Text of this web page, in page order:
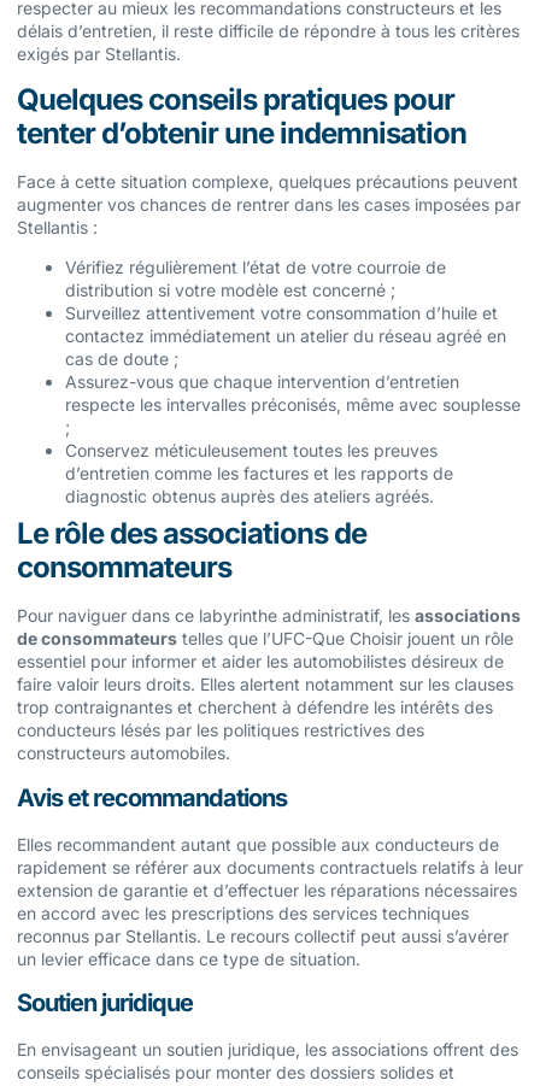
respecter au mieux les recommandations constructeurs et les
délais d’entretien, il reste difficile de répondre à tous les critères
exigés par Stellantis.
Quelques conseils pratiques pour
tenter d’obtenir une indemnisation
Face à cette situation complexe, quelques précautions peuvent
augmenter vos chances de rentrer dans les cases imposées par
Stellantis :
Vérifiez régulièrement l’état de votre courroie de
distribution si votre modèle est concerné ;
Surveillez attentivement votre consommation d’huile et
contactez immédiatement un atelier du réseau agréé en
cas de doute ;
Assurez-vous que chaque intervention d’entretien
respecte les intervalles préconisés, même avec souplesse
;
Conservez méticuleusement toutes les preuves
d’entretien comme les factures et les rapports de
diagnostic obtenus auprès des ateliers agréés.
Le rôle des associations de
consommateurs
Pour naviguer dans ce labyrinthe administratif, les associations
de consommateurs telles que l’UFC-Que Choisir jouent un rôle
essentiel pour informer et aider les automobilistes désireux de
faire valoir leurs droits. Elles alertent notamment sur les clauses
trop contraignantes et cherchent à défendre les intérêts des
conducteurs lésés par les politiques restrictives des
constructeurs automobiles.
Avis et recommandations
Elles recommandent autant que possible aux conducteurs de
rapidement se référer aux documents contractuels relatifs à leur
extension de garantie et d’effectuer les réparations nécessaires
en accord avec les prescriptions des services techniques
reconnus par Stellantis. Le recours collectif peut aussi s’avérer
un levier efficace dans ce type de situation.
Soutien juridique
En envisageant un soutien juridique, les associations offrent des
conseils spécialisés pour monter des dossiers solides et